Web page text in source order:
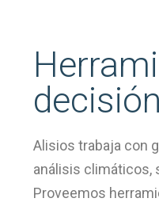
centrada
decisión
Alisios trabaja con
análisis climáticos,
Proveemos